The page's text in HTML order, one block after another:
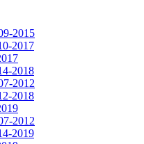
2015
2017
2018
2012
2018
2012
2019